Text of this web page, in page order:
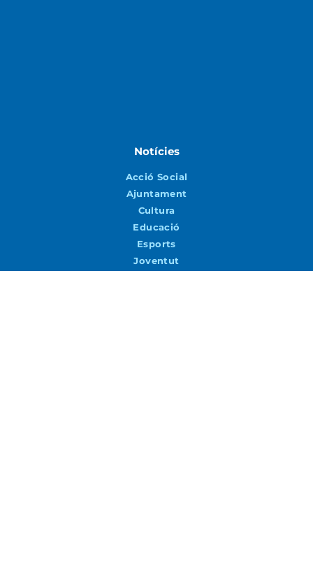
Notícies
Acció Social
Ajuntament
Cultura
Educació
Esports
Joventut